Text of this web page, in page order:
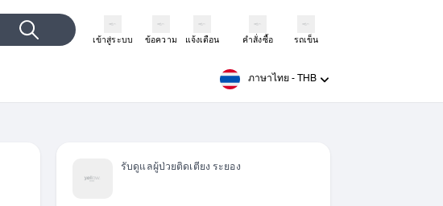
เข้าสู่ระบบ ข้อความ แจ้งเตือน คำสั่งซื้อ รถเข็น
ภาษาไทย- THB
รับดูแลผู้ป่วยติดเตียง ระยอง